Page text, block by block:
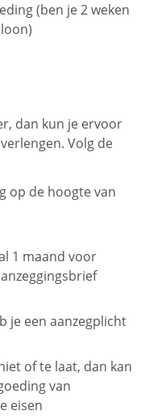
(ben je 2 weken
dan kun je ervoor
Volg de
op de hoogte van
1 maand voor
je een aanzegplicht
of te laat, dan kan
van
eisen